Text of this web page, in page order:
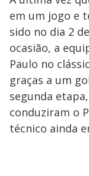
em um jogo e
sido no dia 2
ocasião, a
Paulo no
graças a um
segunda
conduziram o
técnico ainda